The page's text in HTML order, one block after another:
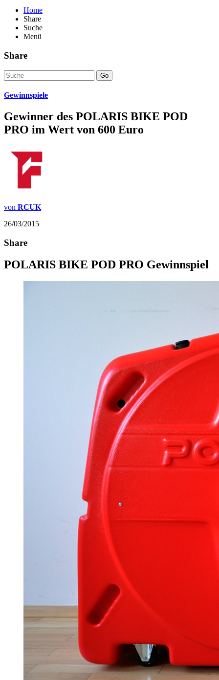
Home
Share
Suche
Menü
Share
Go
Gewinnspiele
Gewinner des POLARIS BIKE POD
PRO im Wert von 600 Euro
von RCUK
26/03/2015
Share
POLARIS BIKE POD PRO Gewinnspiel